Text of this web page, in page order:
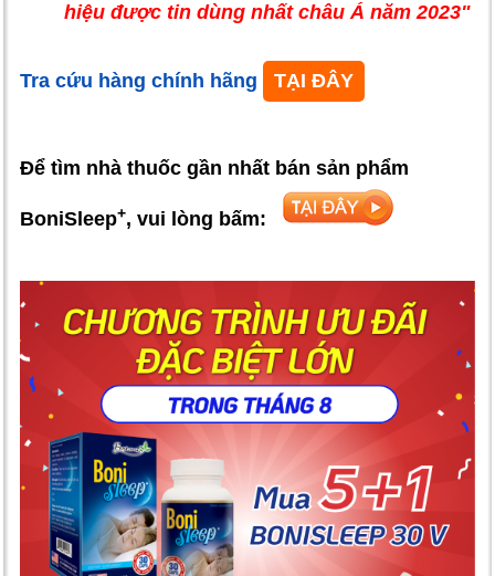
hiệu được tin dùng nhất châu Á năm 2023"
Tra cứu hàng chính hãng TẠI ĐÂY
Để tìm nhà thuốc gần nhất bán sản phẩm
BoniSleep+, vui lòng bấm: